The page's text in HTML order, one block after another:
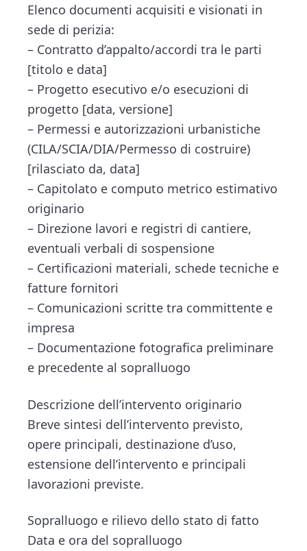
Elenco documenti acquisiti e visionati in
sede di perizia:
– Contratto d’appalto/accordi tra le parti
[titolo e data]
– Progetto esecutivo e/o esecuzioni di
progetto [data, versione]
– Permessi e autorizzazioni urbanistiche
(CILA/SCIA/DIA/Permesso di costruire)
[rilasciato da, data]
– Capitolato e computo metrico estimativo
originario
– Direzione lavori e registri di cantiere,
eventuali verbali di sospensione
– Certificazioni materiali, schede tecniche e
fatture fornitori
– Comunicazioni scritte tra committente e
impresa
– Documentazione fotografica preliminare
e precedente al sopralluogo
Descrizione dell’intervento originario
Breve sintesi dell’intervento previsto,
opere principali, destinazione d’uso,
estensione dell’intervento e principali
lavorazioni previste.
Sopralluogo e rilievo dello stato di fatto
Data e ora del sopralluogo